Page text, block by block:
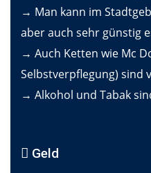
→ Man kann im
aber auch sehr günstig
→ Auch Ketten wie Mc
Selbstverpflegung) sind
→ Alkohol und Tabak
Geld